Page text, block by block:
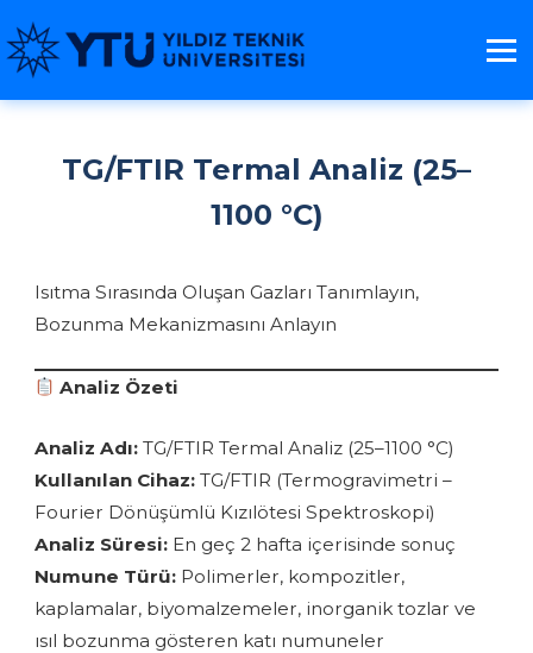
TG/FTIR Termal Analiz (25–
1100 °C)
Isıtma Sırasında Oluşan Gazları Tanımlayın,
Bozunma Mekanizmasını Anlayın
Analiz Özeti
Analiz Adı: TG/FTIR Termal Analiz (25–1100 °C)
Kullanılan Cihaz: TG/FTIR (Termogravimetri –
Fourier Dönüşümlü Kızılötesi Spektroskopi)
Analiz Süresi: En geç 2 hafta içerisinde sonuç
Numune Türü: Polimerler, kompozitler,
kaplamalar, biyomalzemeler, inorganik tozlar ve
ısıl bozunma gösteren katı numuneler